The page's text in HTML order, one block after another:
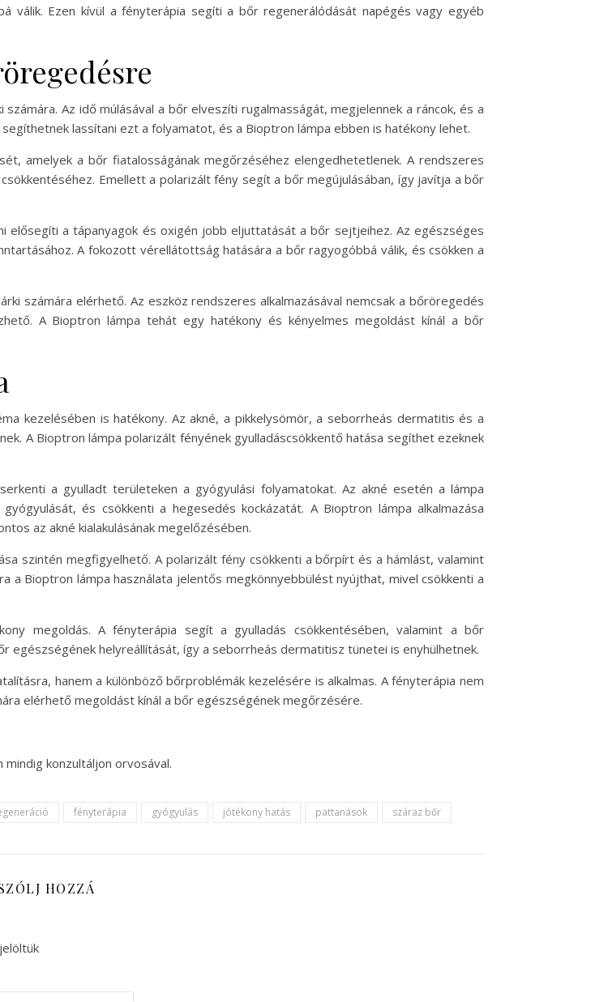
válik. Ezen kívül a fényterápia segíti a bőr regenerálódását napégés vagy egyéb
Az idő múlásával a bőr elveszíti rugalmasságát, megjelennek a ráncok, és a
lassítani ezt a folyamatot, és a Bioptron lámpa ebben is hatékony lehet.
amelyek a bőr fiatalosságának megőrzéséhez elengedhetetlenek. A rendszeres
Emellett a polarizált fény segít a bőr megújulásában, így javítja a bőr
elősegíti a tápanyagok és oxigén jobb eljuttatását a bőr sejtjeihez. Az egészséges
A fokozott vérellátottság hatására a bőr ragyogóbbá válik, és csökken a
számára elérhető. Az eszköz rendszeres alkalmazásával nemcsak a bőröregedés
A Bioptron lámpa tehát egy hatékony és kényelmes megoldást kínál a bőr
kezelésében is hatékony. Az akné, a pikkelysömör, a seborrheás dermatitis és a
A Bioptron lámpa polarizált fényének gyulladáscsökkentő hatása segíthet ezeknek
a gyulladt területeken a gyógyulási folyamatokat. Az akné esetén a lámpa
és csökkenti a hegesedés kockázatát. A Bioptron lámpa alkalmazása
az akné kialakulásának megelőzésében.
szintén megfigyelhető. A polarizált fény csökkenti a bőrpírt és a hámlást, valamint
a Bioptron lámpa használata jelentős megkönnyebbülést nyújthat, mivel csökkenti a
megoldás. A fényterápia segít a gyulladás csökkentésében, valamint a bőr
egészségének helyreállítását, így a seborrheás dermatitisz tünetei is enyhülhetnek.
hanem a különböző bőrproblémák kezelésére is alkalmas. A fényterápia nem
elérhető megoldást kínál a bőr egészségének megőrzésére.
konzultáljon orvosával.
fényterápia gyógyulás jótékony hatás pattanások száraz bőr
HOZZÁ